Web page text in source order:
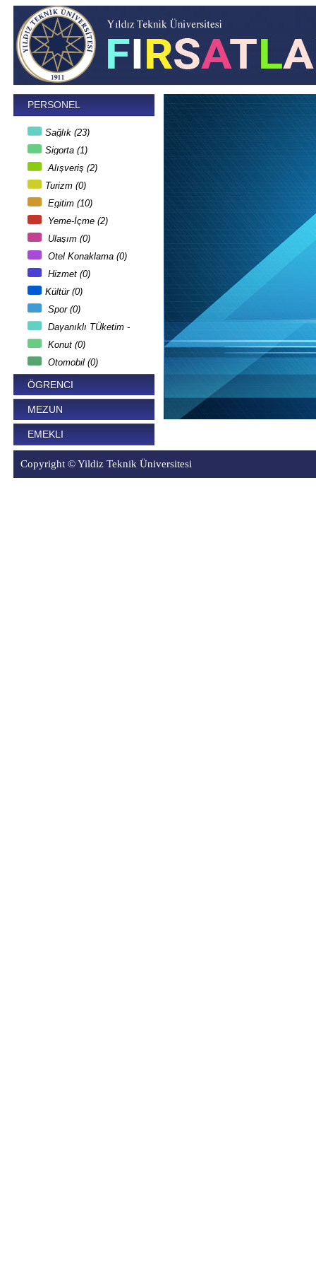
PERSONEL
Sağlık (23)
Sigorta (1)
Alışveriş (2)
Turizm (0)
Egitim (10)
Yeme-İçme (2)
Ulaşım (0)
Otel Konaklama (0)
Hizmet (0)
Kültür (0)
Spor (0)
Dayanıklı TÜketim -
Teknoloji (0)
Konut (0)
Otomobil (0)
ÖGRENCI
MEZUN
EMEKLI
Copyright © Yildiz Teknik Üniversitesi